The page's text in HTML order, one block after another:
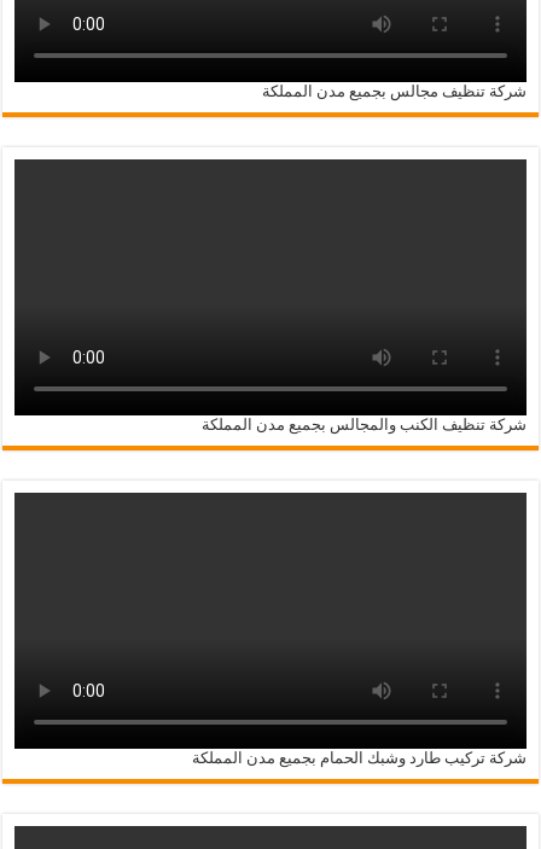
شركة تنظيف مجالس بجميع مدن المملكة
شركة تنظيف الكنب والمجالس بجميع مدن المملكة
شركة تركيب طارد وشبك الحمام بجميع مدن المملكة